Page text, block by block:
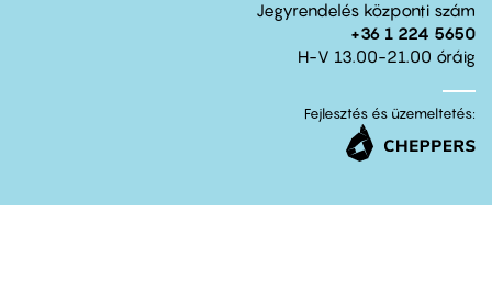
Jegyrendelés központi szám
+36 1 224 5650
H-V 13.00-21.00 óráig
Fejlesztés és üzemeltetés: